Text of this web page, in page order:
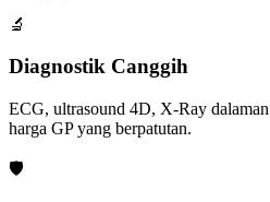
🔬
Diagnostik Canggih
ECG, ultrasound 4D, X-Ray
harga GP yang berpatutan.
🛡️